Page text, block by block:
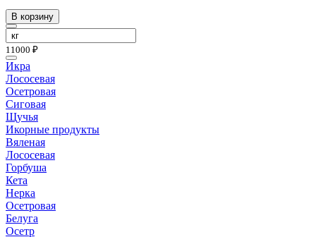
В корзину
11000 ₽
Икра
Лососевая
Осетровая
Сиговая
Щучья
Икорные продукты
Вяленая
Лососевая
Горбуша
Кета
Нерка
Осетровая
Белуга
Осетр